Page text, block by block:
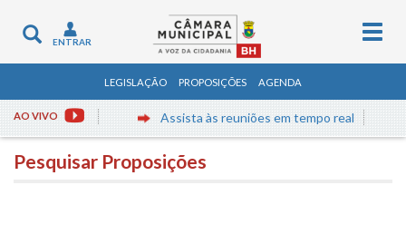
Toggle
navigation
ENTRAR
LEGISLAÇÃO PROPOSIÇÕES AGENDA
AO VIVO Assista às reuniões em tempo real
Pesquisar Proposições